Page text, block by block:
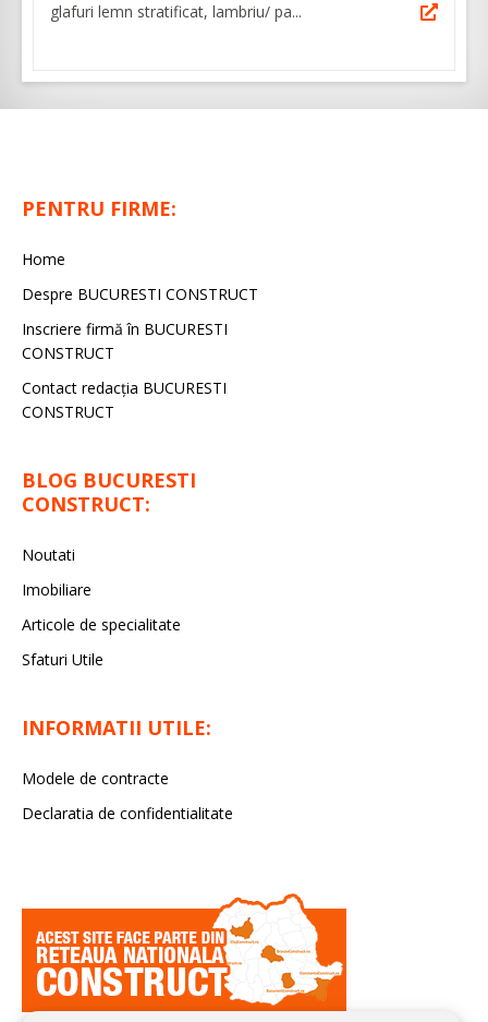
glafuri lemn stratificat, lambriu/ pa...
PENTRU FIRME:
Home
Despre BUCURESTI CONSTRUCT
Inscriere firmă în BUCURESTI
CONSTRUCT
Contact redacţia BUCURESTI
CONSTRUCT
BLOG BUCURESTI
CONSTRUCT:
Noutati
Imobiliare
Articole de specialitate
Sfaturi Utile
INFORMATII UTILE:
Modele de contracte
Declaratia de confidentialitate